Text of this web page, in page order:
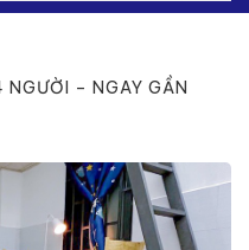
– NGAY GẦN